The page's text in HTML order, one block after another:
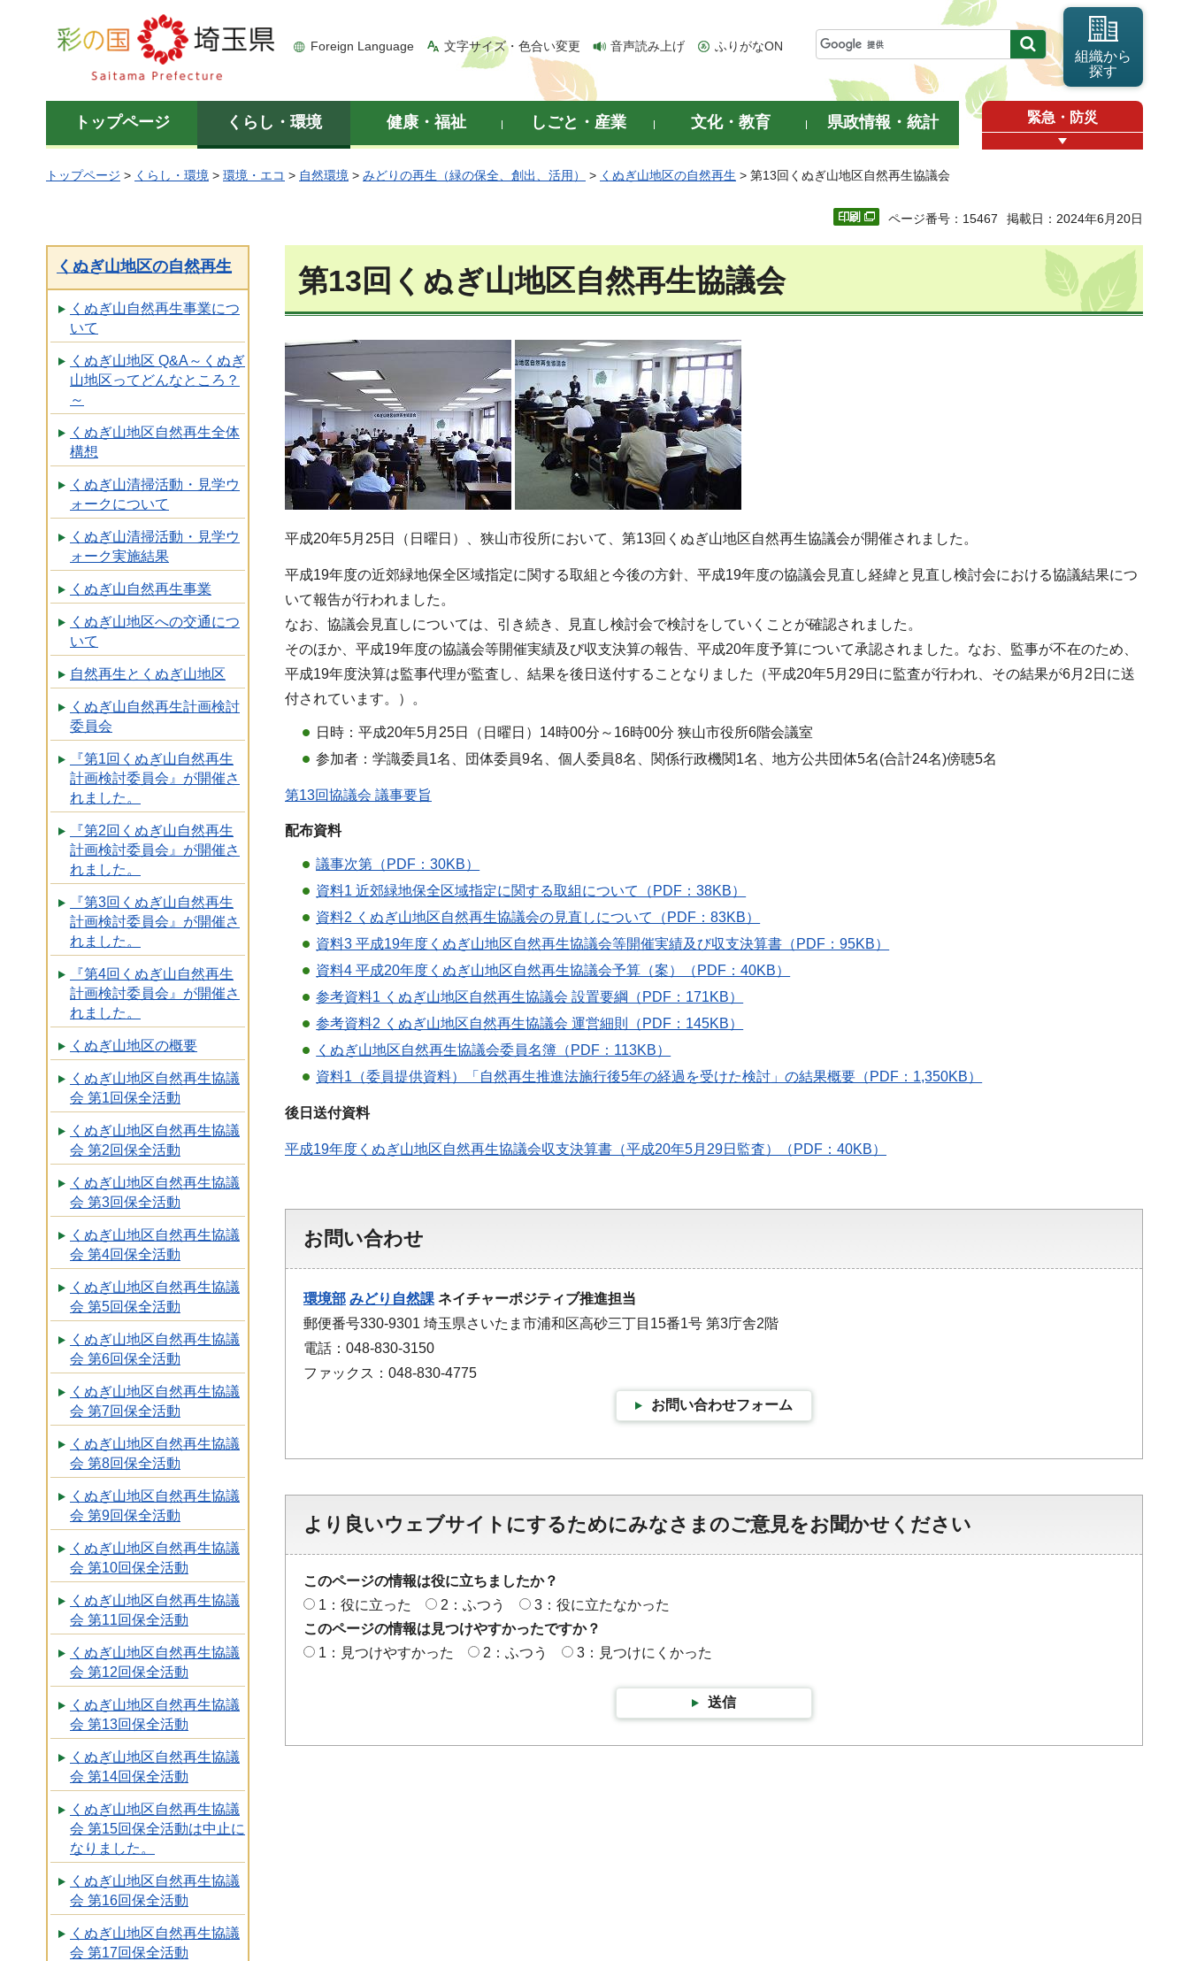
彩の国 埼玉県
Foreign Language 文字サイズ・色合い変更 音声読み上げ ふりがなON
組織から
探す
トップページ くらし・環境 健康・福祉 しごと・産業 文化・教育 県政情報・統計 緊急・防災
トップページ > くらし・環境 > 環境・エコ > 自然環境 > みどりの再生（緑の保全、創出、活用） > くぬぎ山地区の自然再生 > 第13回くぬぎ山地区自然再生協議会
ページ番号：15467 掲載日：2024年6月20日
くぬぎ山地区の自然再生
くぬぎ山自然再生事業につ
いて
くぬぎ山地区 Q&A～くぬぎ
山地区ってどんなところ？
～
くぬぎ山地区自然再生全体
構想
くぬぎ山清掃活動・見学ウ
ォークについて
くぬぎ山清掃活動・見学ウ
ォーク実施結果
くぬぎ山自然再生事業
くぬぎ山地区への交通につ
いて
自然再生とくぬぎ山地区
くぬぎ山自然再生計画検討
委員会
『第1回くぬぎ山自然再生
計画検討委員会』が開催さ
れました。
『第2回くぬぎ山自然再生
計画検討委員会』が開催さ
れました。
『第3回くぬぎ山自然再生
計画検討委員会』が開催さ
れました。
『第4回くぬぎ山自然再生
計画検討委員会』が開催さ
れました。
くぬぎ山地区の概要
くぬぎ山地区自然再生協議
会 第1回保全活動
くぬぎ山地区自然再生協議
会 第2回保全活動
くぬぎ山地区自然再生協議
会 第3回保全活動
くぬぎ山地区自然再生協議
会 第4回保全活動
くぬぎ山地区自然再生協議
会 第5回保全活動
くぬぎ山地区自然再生協議
会 第6回保全活動
くぬぎ山地区自然再生協議
会 第7回保全活動
くぬぎ山地区自然再生協議
会 第8回保全活動
くぬぎ山地区自然再生協議
会 第9回保全活動
くぬぎ山地区自然再生協議
会 第10回保全活動
くぬぎ山地区自然再生協議
会 第11回保全活動
くぬぎ山地区自然再生協議
会 第12回保全活動
くぬぎ山地区自然再生協議
会 第13回保全活動
くぬぎ山地区自然再生協議
会 第14回保全活動
くぬぎ山地区自然再生協議
会 第15回保全活動は中止に
なりました。
くぬぎ山地区自然再生協議
会 第16回保全活動
くぬぎ山地区自然再生協議
会 第17回保全活動
第13回くぬぎ山地区自然再生協議会
平成20年5月25日（日曜日）、狭山市役所において、第13回くぬぎ山地区自然再生協議会が開催されました。
平成19年度の近郊緑地保全区域指定に関する取組と今後の方針、平成19年度の協議会見直し経緯と見直し検討会における協議結果につ
いて報告が行われました。
なお、協議会見直しについては、引き続き、見直し検討会で検討をしていくことが確認されました。
そのほか、平成19年度の協議会等開催実績及び収支決算の報告、平成20年度予算について承認されました。なお、監事が不在のため、
平成19年度決算は監事代理が監査し、結果を後日送付することなりました（平成20年5月29日に監査が行われ、その結果が6月2日に送
付されています。）。
日時：平成20年5月25日（日曜日）14時00分～16時00分 狭山市役所6階会議室
参加者：学識委員1名、団体委員9名、個人委員8名、関係行政機関1名、地方公共団体5名(合計24名)傍聴5名
第13回協議会 議事要旨
配布資料
議事次第（PDF：30KB）
資料1 近郊緑地保全区域指定に関する取組について（PDF：38KB）
資料2 くぬぎ山地区自然再生協議会の見直しについて（PDF：83KB）
資料3 平成19年度くぬぎ山地区自然再生協議会等開催実績及び収支決算書（PDF：95KB）
資料4 平成20年度くぬぎ山地区自然再生協議会予算（案）（PDF：40KB）
参考資料1 くぬぎ山地区自然再生協議会 設置要綱（PDF：171KB）
参考資料2 くぬぎ山地区自然再生協議会 運営細則（PDF：145KB）
くぬぎ山地区自然再生協議会委員名簿（PDF：113KB）
資料1（委員提供資料）「自然再生推進法施行後5年の経過を受けた検討」の結果概要（PDF：1,350KB）
後日送付資料
平成19年度くぬぎ山地区自然再生協議会収支決算書（平成20年5月29日監査）（PDF：40KB）
お問い合わせ
環境部 みどり自然課 ネイチャーポジティブ推進担当
郵便番号330-9301 埼玉県さいたま市浦和区高砂三丁目15番1号 第3庁舎2階
電話：048-830-3150
ファックス：048-830-4775
お問い合わせフォーム
より良いウェブサイトにするためにみなさまのご意見をお聞かせください
このページの情報は役に立ちましたか？
1：役に立った
2：ふつう
3：役に立たなかった
このページの情報は見つけやすかったですか？
1：見つけやすかった
2：ふつう 3：見つけにくかった
送信